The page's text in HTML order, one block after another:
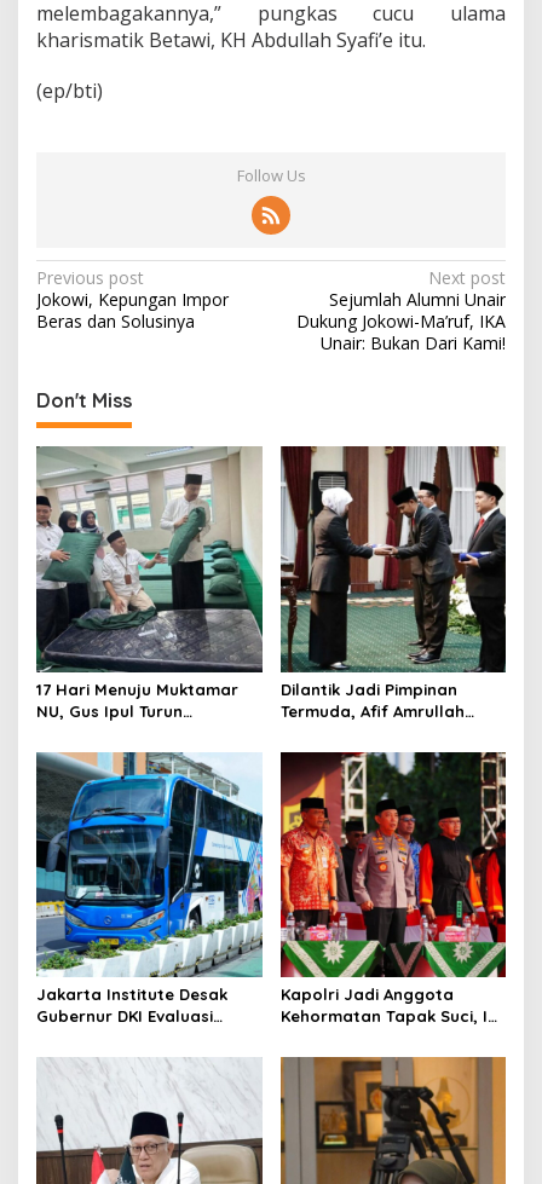
i
e
melembagakannya,” pungkas cucu ulama
kharismatik Betawi, KH Abdullah Syafi’e itu.
(ep/bti)
Follow Us
P
o
t
n
a
v
i
g
a
t
i
o
n
Previous post
Jokowi, Kepungan Impor
Beras dan Solusinya
Next post
Sejumlah Alumni Unair
Dukung Jokowi-Ma’ruf, IKA
Unair: Bukan Dari Kami!
Don't Miss
17 Hari Menuju Muktamar
NU, Gus Ipul Turun
Muktamirin
Dilantik Jadi Pimpinan
Termuda, Afif Amrullah
BAZNAS Jatim
Jakarta Institute Desak
Gubernur DKI Evaluasi
Penumpang Diturunkan
Kapolri Jadi Anggota
Kehormatan Tapak Suci, Ini